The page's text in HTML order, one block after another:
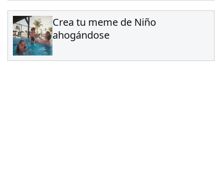
Crea tu meme de Niño
ahogándose